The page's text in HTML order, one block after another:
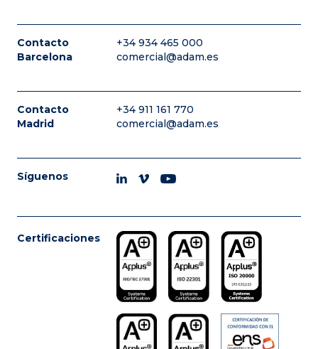
Contacto
Barcelona
+34 934 465 000
comercial@adam.es
Contacto
Madrid
+34 911 161 770
comercial@adam.es
Síguenos
Certificaciones